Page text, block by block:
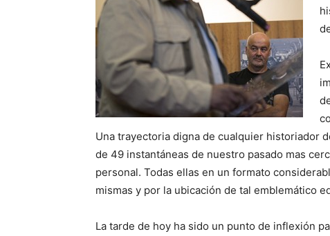
Una trayectoria digna de cualquier historiador
de 49 instantáneas de nuestro pasado mas
personal. Todas ellas en un formato
mismas y por la ubicación de tal emblemático
La tarde de hoy ha sido un punto de inflexión